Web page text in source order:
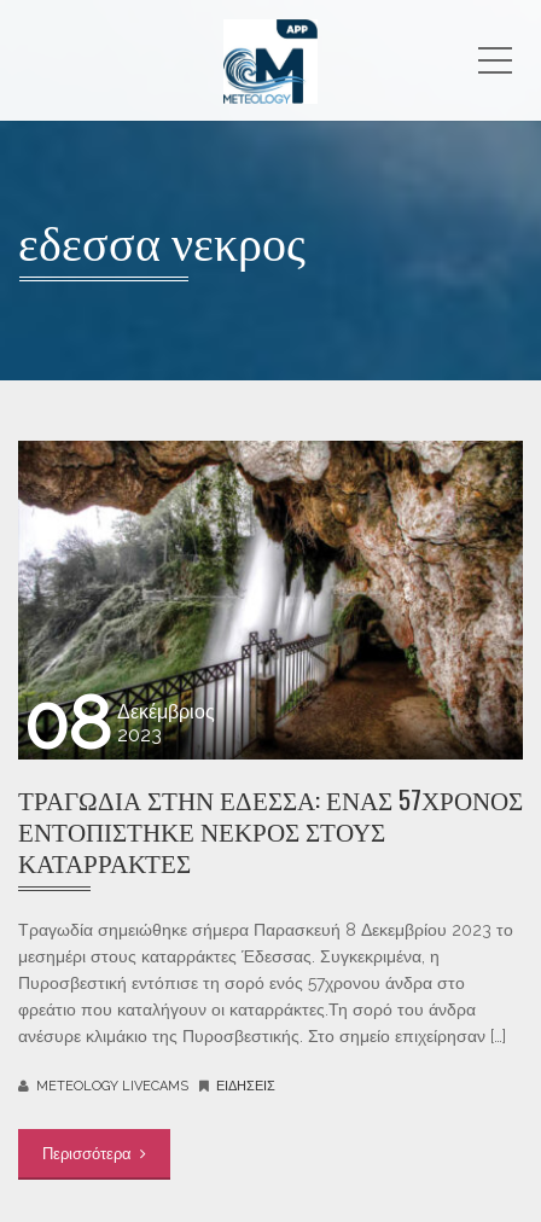
εδεσσα νεκρος
08 Δεκέμβριος
2023
ΤΡΑΓΩΔΊΑ ΣΤΗΝ ΈΔΕΣΣΑ: ΈΝΑΣ 57ΧΡΟΝΟΣ
ΕΝΤΟΠΊΣΤΗΚΕ ΝΕΚΡΌΣ ΣΤΟΥΣ
ΚΑΤΑΡΡΆΚΤΕΣ
Τραγωδία σημειώθηκε σήμερα Παρασκευή 8 Δεκεμβρίου 2023 το
μεσημέρι στους καταρράκτες Έδεσσας. Συγκεκριμένα, η
Πυροσβεστική εντόπισε τη σορό ενός 57χρονου άνδρα στο
φρεάτιο που καταλήγουν οι καταρράκτες.Τη σορό του άνδρα
ανέσυρε κλιμάκιο της Πυροσβεστικής. Στο σημείο επιχείρησαν […]
METEOLOGY LIVECAMS ΕΙΔΉΣΕΙΣ
Περισσότερα